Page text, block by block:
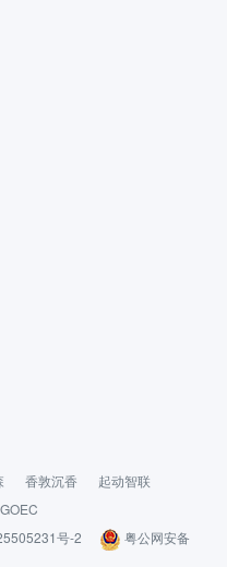
香敦沉香
起动智联
号-2 粤公网安备